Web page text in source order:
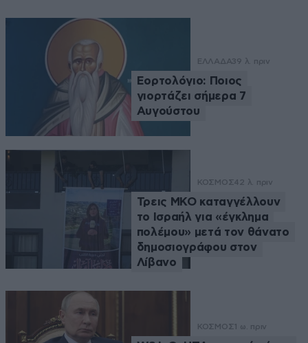
ΕΛΛΑΔΑ39 λ. πριν
Εορτολόγιο: Ποιος
γιορτάζει σήμερα 7
Αυγούστου
ΚΟΣΜΟΣ42 λ. πριν
Τρεις ΜΚΟ καταγγέλλουν
το Ισραήλ για «έγκλημα
πολέμου» μετά τον θάνατο
δημοσιογράφου στον
Λίβανο
ΚΟΣΜΟΣ 1 ω. πριν